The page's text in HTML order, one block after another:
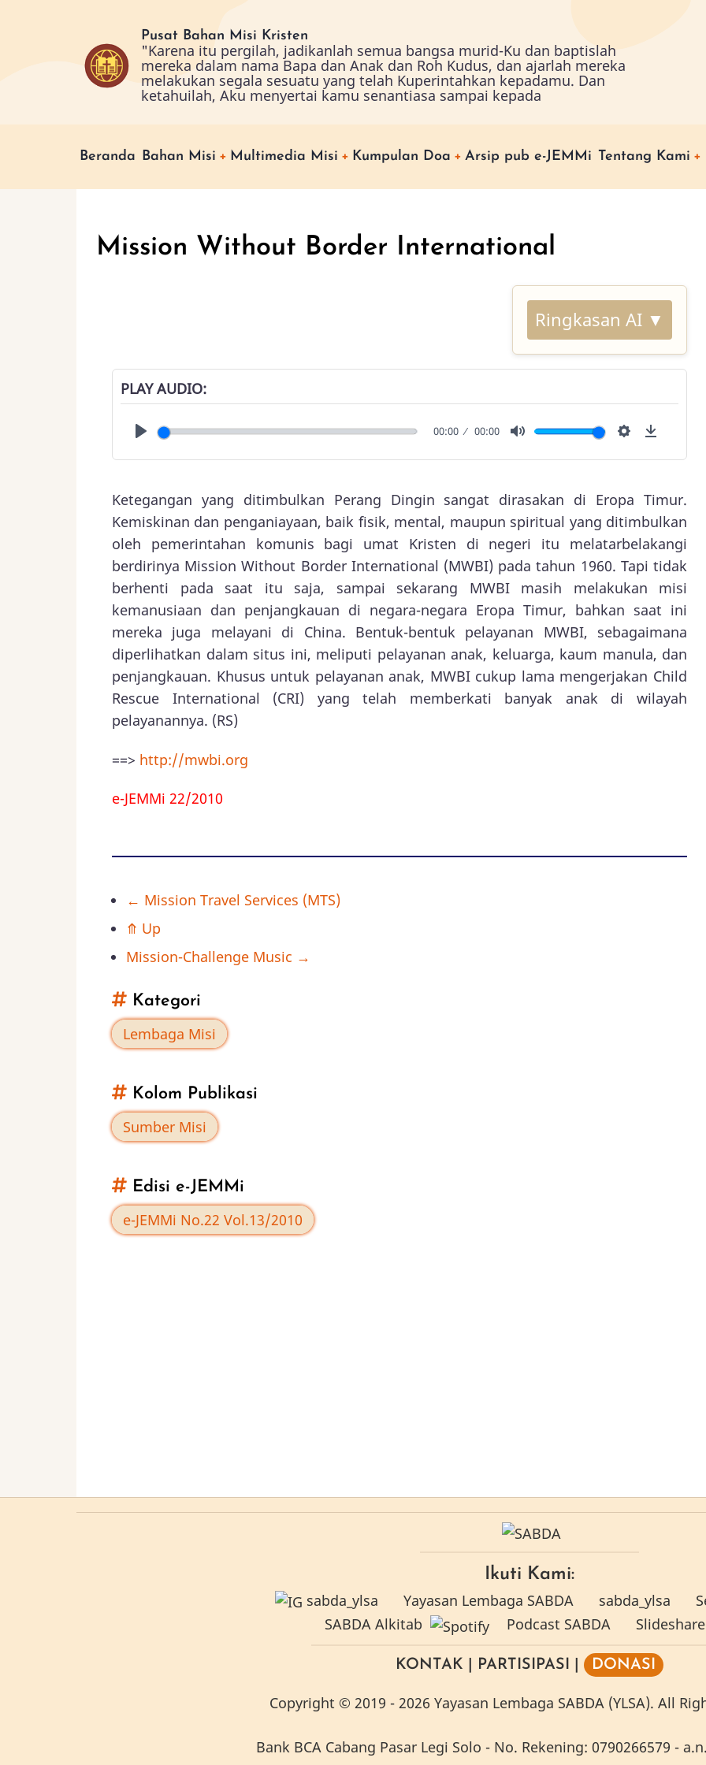
Pusat Bahan Misi Kristen
"Karena itu pergilah, jadikanlah semua bangsa murid-Ku dan baptislah
mereka dalam nama Bapa dan Anak dan Roh Kudus, dan ajarlah mereka
melakukan segala sesuatu yang telah Kuperintahkan kepadamu. Dan
ketahuilah, Aku menyertai kamu senantiasa sampai kepada
Main
Beranda Bahan Misi Multimedia Misi Kumpulan Doa Arsip pub e-JEMMi Tentang Kami
Mission Without Border International
Ringkasan AI ▼
PLAY AUDIO
00:00 00:00
Ketegangan yang ditimbulkan Perang Dingin sangat dirasakan di Eropa Timur.
Kemiskinan dan penganiayaan, baik fisik, mental, maupun spiritual yang ditimbulkan
oleh pemerintahan komunis bagi umat Kristen di negeri itu melatarbelakangi
berdirinya Mission Without Border International (MWBI) pada tahun 1960. Tapi tidak
berhenti pada saat itu saja, sampai sekarang MWBI masih melakukan misi
kemanusiaan dan penjangkauan di negara-negara Eropa Timur, bahkan saat ini
mereka juga melayani di China. Bentuk-bentuk pelayanan MWBI, sebagaimana
diperlihatkan dalam situs ini, meliputi pelayanan anak, keluarga, kaum manula, dan
penjangkauan. Khusus untuk pelayanan anak, MWBI cukup lama mengerjakan Child
Rescue International (CRI) yang telah memberkati banyak anak di wilayah
pelayanannya. (RS)
==> http://mwbi.org
e-JEMMi 22/2010
Book
traversal
links
for
Without
International
← Mission Travel Services (MTS)
⤊ Up
Mission-Challenge Music →
Kategori
Lembaga Misi
Kolom Publikasi
Sumber Misi
Edisi e-JEMMi
e-JEMMi No.22 Vol.13/2010
Ikuti Kami:
sabda_ylsa
Yayasan Lembaga SABDA sabda_ylsa
SABDA Alkitab
Podcast SABDA
KONTAK PARTISIPASI DONASI
Copyright © 2019 - 2026 Yayasan Lembaga SABDA (YLSA). All
Bank BCA Cabang Pasar Legi Solo - No. Rekening: 0790266579 -